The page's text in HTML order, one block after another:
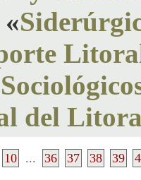
«
del
10 ... 36 37 38 39